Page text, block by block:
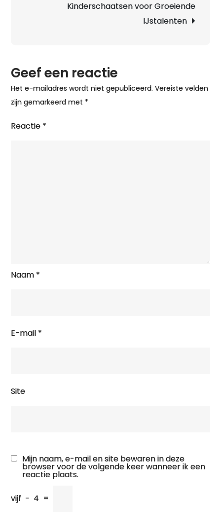
Kinderschaatsen voor Groeiende
IJstalenten
Geef een reactie
Het e-mailadres wordt niet gepubliceerd. Vereiste velden
zijn gemarkeerd met *
Reactie *
Naam *
E-mail *
Site
Mijn naam, e-mail en site bewaren in deze
browser voor de volgende keer wanneer ik een
reactie plaats.
vijf − 4 =